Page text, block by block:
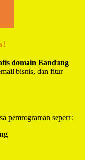
domain Bandung
bisnis, dan fitur
pemrograman seperti: